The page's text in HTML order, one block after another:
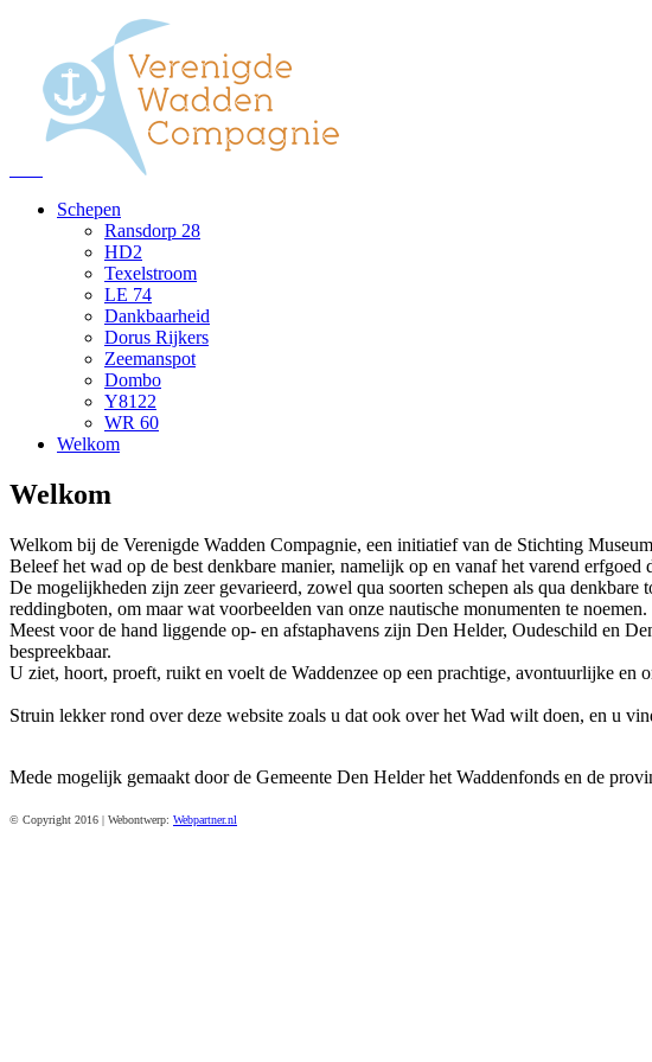
Schepen
Ransdorp 28
HD2
Texelstroom
LE 74
Dankbaarheid
Dorus Rijkers
Zeemanspot
Dombo
Y8122
WR 60
Welkom
Welkom
Welkom bij de Verenigde Wadden Compagnie, een initiatief van de Stichting
Beleef het wad op de best denkbare manier, namelijk op en vanaf het varend
De mogelijkheden zijn zeer gevarieerd, zowel qua soorten schepen als qua
reddingboten, om maar wat voorbeelden van onze nautische monumenten te noemen.
Meest voor de hand liggende op- en afstaphavens zijn Den Helder, Oudeschild en
bespreekbaar.
U ziet, hoort, proeft, ruikt en voelt de Waddenzee op een prachtige, avontuurlijke en
Struin lekker rond over deze website zoals u dat ook over het Wad wilt doen, en u
Mede mogelijk gemaakt door de Gemeente Den Helder het Waddenfonds en de
© Copyright 2016 | Webontwerp: Webpartner.nl